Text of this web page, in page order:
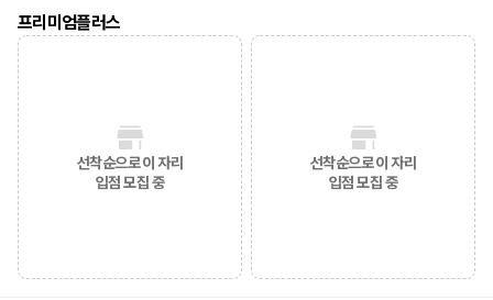
프리미엄플러스
선착순으로 이 자리
입점 모집 중
선착순으로 이 자리
입점 모집 중